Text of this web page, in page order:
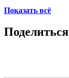
Показать всё
Поделиться